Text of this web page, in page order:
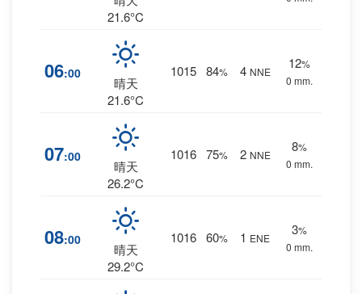
21.6°C
06:00
晴天
21.6°C
1015 84% 4 NNE
12%
0 mm.
07:00
晴天
26.2°C
1016 75% 2 NNE
8%
0 mm.
08:00
晴天
29.2°C
1016 60% 1 ENE
3%
0 mm.